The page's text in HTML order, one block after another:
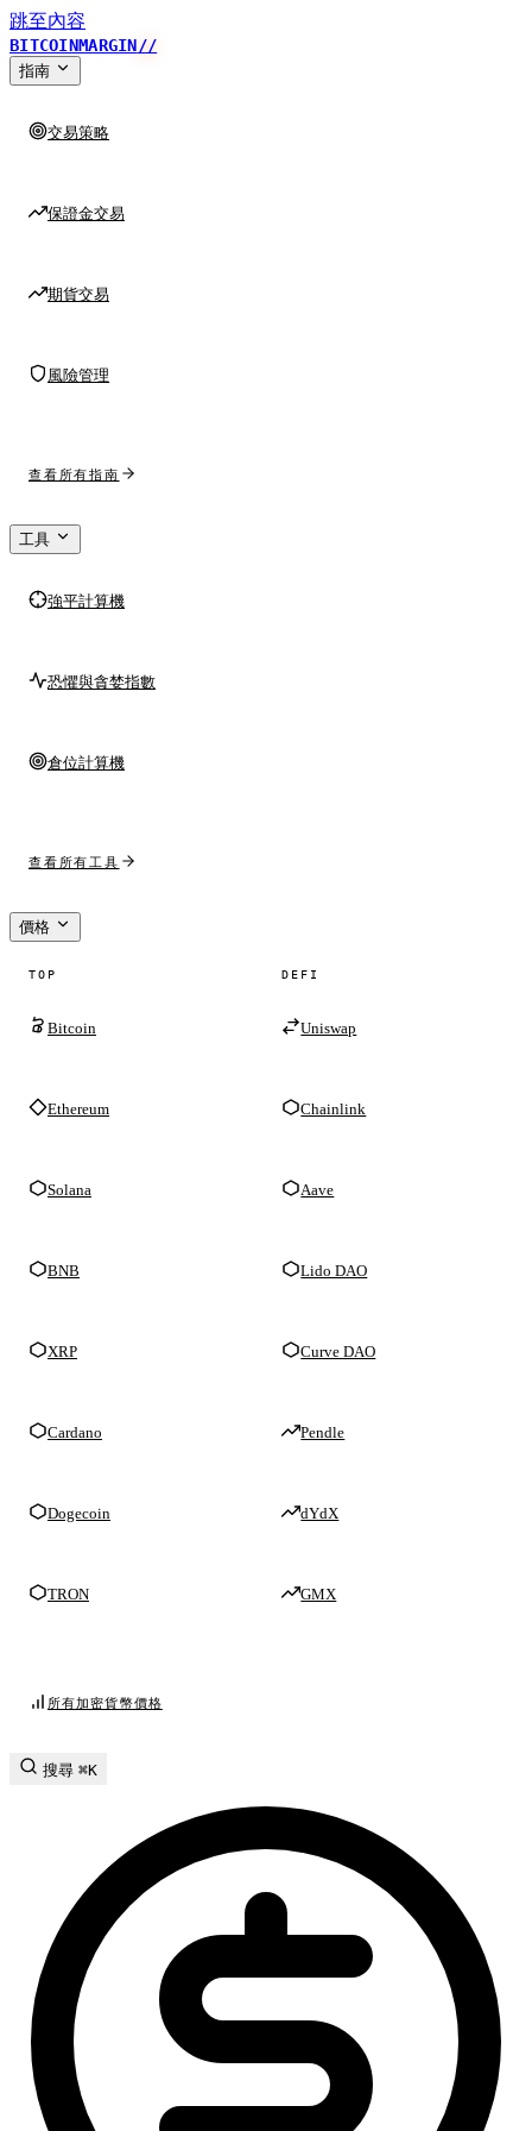
跳至內容
BITCOINMARGIN//
指南
交易策略
保證金交易
期貨交易
風險管理
查看所有指南
工具
強平計算機
恐懼與貪婪指數
倉位計算機
查看所有工具
價格
TOP
Bitcoin
Ethereum
Solana
BNB
XRP
Cardano
Dogecoin
TRON
DEFI
Uniswap
Chainlink
Aave
Lido DAO
Curve DAO
Pendle
dYdX
GMX
所有加密貨幣價格
搜尋 ⌘K